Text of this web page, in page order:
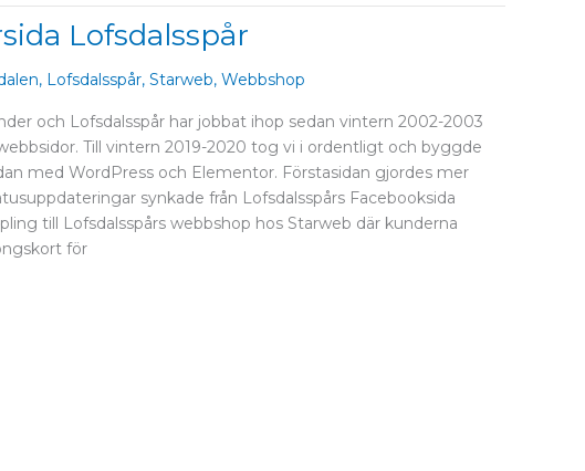
Lofsdalsspår
, Lofsdalsspår, Starweb, Webbshop
och Lofsdalsspår har jobbat ihop sedan vintern 2002-2003
Till vintern 2019-2020 tog vi i ordentligt och byggde
med WordPress och Elementor. Förstasidan gjordes mer
synkade från Lofsdalsspårs Facebooksida
till Lofsdalsspårs webbshop hos Starweb där kunderna
för